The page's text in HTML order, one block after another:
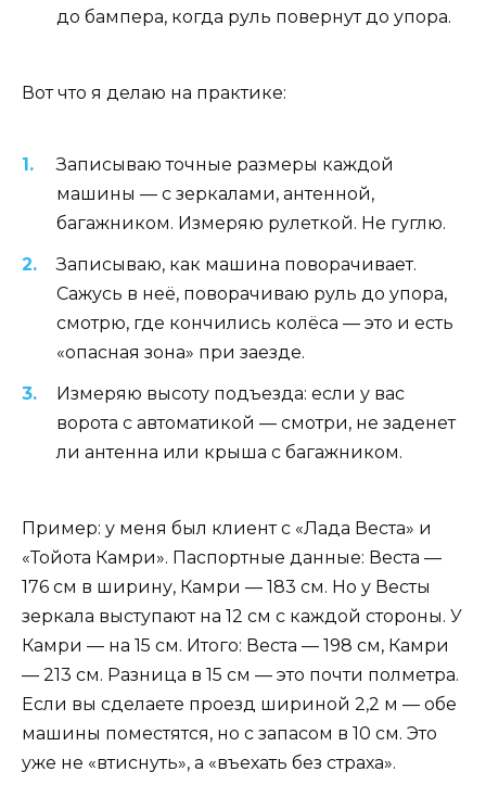
до бампера, когда руль повернут до упора.
Вот что я делаю на практике:
Записываю точные размеры каждой
машины — с зеркалами, антенной,
багажником. Измеряю рулеткой. Не гуглю.
Записываю, как машина поворачивает.
Сажусь в неё, поворачиваю руль до упора,
смотрю, где кончились колёса — это и есть
«опасная зона» при заезде.
Измеряю высоту подъезда: если у вас
ворота с автоматикой — смотри, не заденет
ли антенна или крыша с багажником.
Пример: у меня был клиент с «Лада Веста» и
«Тойота Камри». Паспортные данные: Веста —
176 см в ширину, Камри — 183 см. Но у Весты
зеркала выступают на 12 см с каждой стороны. У
Камри — на 15 см. Итого: Веста — 198 см, Камри
— 213 см. Разница в 15 см — это почти полметра.
Если вы сделаете проезд шириной 2,2 м — обе
машины поместятся, но с запасом в 10 см. Это
уже не «втиснуть», а «въехать без страха».